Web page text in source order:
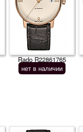
Rado R22861765
нет в наличии